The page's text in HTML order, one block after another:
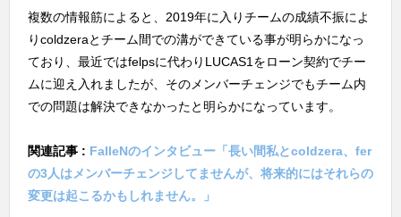
複数の情報筋によると、2019年に入りチームの成績不振によ
りcoldzeraとチーム間での溝ができている事が明らかになっ
ており、最近ではfelpsに代わりLUCAS1をローン契約でチー
ムに迎え入れましたが、そのメンバーチェンジでもチーム内
での問題は解決できなかったと明らかになっています。
関連記事 : FalleNのインタビュー「長い間私とcoldzera、fer
の3人はメンバーチェンジしてませんが、将来的にはそれらの
変更は起こるかもしれません。」